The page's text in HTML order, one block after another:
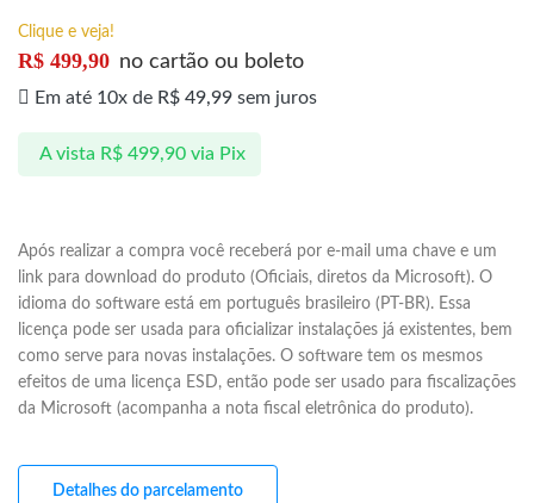
Clique e veja!
R$ 499,90 no cartão ou boleto
A vista R$499,90 via Pix
Em até 10x de R$ 49,99 sem juros
Após realizar a compra você receberá por e-mail uma chave e um
link para download do produto (Oficiais, diretos da Microsoft). O
idioma do software está em português brasileiro (PT-BR). Essa
licença pode ser usada para oficializar instalações já existentes, bem
como serve para novas instalações. O software tem os mesmos
efeitos de uma licença ESD, então pode ser usado para fiscalizações
da Microsoft (acompanha a nota fiscal eletrônica do produto).
Detalhes do parcelamento